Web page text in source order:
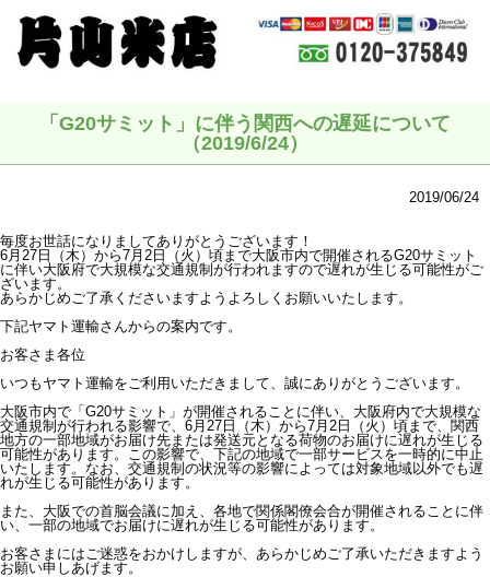
「G20サミット」に伴う関西への遅延について
（2019/6/24）
2019/06/24
毎度お世話になりましてありがとうございます！
6月27日（木）から7月2日（火）頃まで大阪市内で開催されるG20サミット
に伴い大阪府で大規模な交通規制が行われますので遅れが生じる可能性がご
ざいます。
あらかじめご了承くださいますようよろしくお願いいたします。
下記ヤマト運輸さんからの案内です。
お客さま各位
いつもヤマト運輸をご利用いただきまして、誠にありがとうございます。
大阪市内で「G20サミット」が開催されることに伴い、大阪府内で大規模な
交通規制が行われる影響で、6月27日（木）から7月2日（火）頃まで、関西
地方の一部地域がお届け先または発送元となる荷物のお届けに遅れが生じる
可能性があります。この影響で、下記の地域で一部サービスを一時的に中止
いたします。なお、交通規制の状況等の影響によっては対象地域以外でも遅
れが生じる可能性があります。
また、大阪での首脳会議に加え、各地で関係閣僚会合が開催されることに伴
い、一部の地域でお届けに遅れが生じる可能性があります。
お客さまにはご迷惑をおかけしますが、あらかじめご了承いただきますよう
お願い申しあげます。